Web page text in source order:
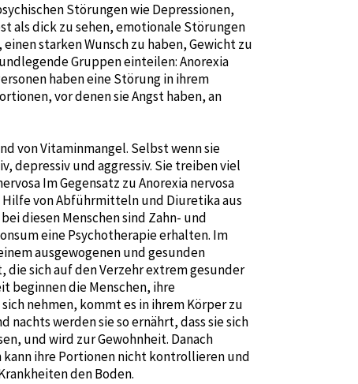
Störungen wie Depressionen,
als dick zu sehen, emotionale Störungen
starken Wunsch zu haben, Gewicht zu
Gruppen einteilen: Anorexia
haben eine Störung in ihrem
vor denen sie Angst haben, an
von Vitaminmangel. Selbst wenn sie
depressiv und aggressiv. Sie treiben viel
Im Gegensatz zu Anorexia nervosa
Hilfe von Abführmitteln und Diuretika aus
diesen Menschen sind Zahn- und
eine Psychotherapie erhalten. Im
ausgewogenen und gesunden
die sich auf den Verzehr extrem gesunder
beginnen die Menschen, ihre
nehmen, kommt es in ihrem Körper zu
werden sie so ernährt, dass sie sich
und wird zur Gewohnheit. Danach
kann ihre Portionen nicht kontrollieren und
den Boden.